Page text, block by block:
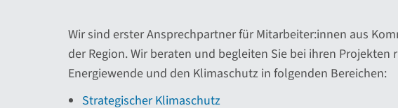
Wir sind erster Ansprechpartner für Mitarbeiter:innen aus
der Region. Wir beraten und begleiten Sie bei ihren Projekten
Energiewende und den Klimaschutz in folgenden Bereichen:
Strategischer Klimaschutz